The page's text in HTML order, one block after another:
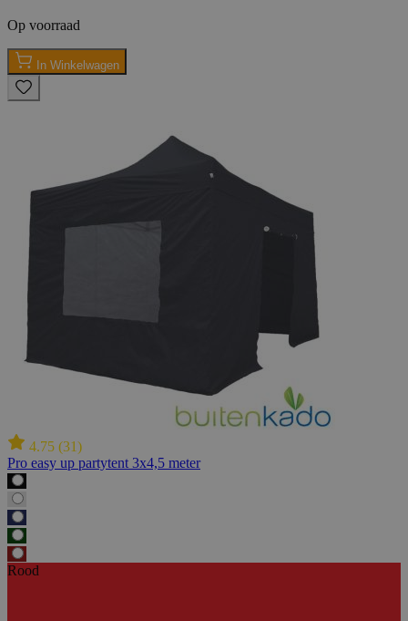
Op voorraad
In Winkelwagen
4.75 (31)
Pro easy up partytent 3x4,5 meter
Rood